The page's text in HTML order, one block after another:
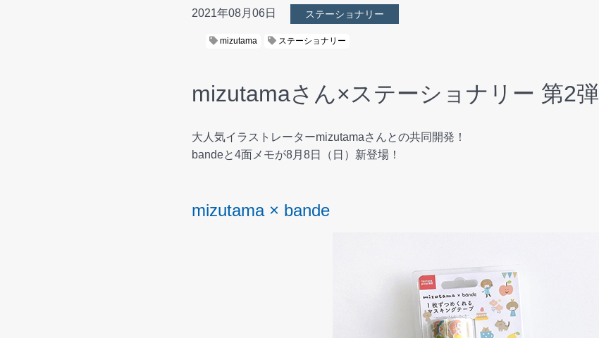
2021年08月06日 ステーショナリー
mizutama ステーショナリー
mizutamaさん×ステーショナリー 第2弾
大人気イラストレーターmizutamaさんとの共同開発！
bandeと4面メモが8月8日（日）新登場！
mizutama × bande